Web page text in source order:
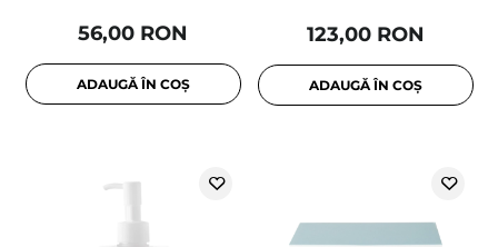
56,00 RON
ADAUGĂ ÎN COȘ
123,00 RON
ADAUGĂ ÎN COȘ